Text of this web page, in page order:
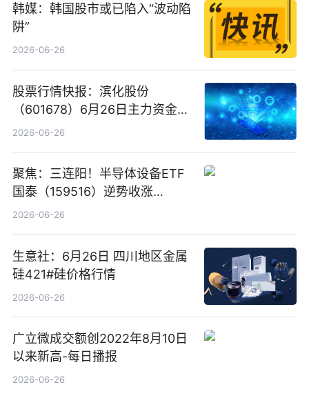
韩媒：韩国股市或已陷入“波动陷
阱”
2026-06-26
股票行情快报：滨化股份
（601678）6月26日主力资金净
卖出5964.34万元
2026-06-26
聚焦：三连阳！半导体设备ETF
国泰（159516）逆势收涨
3.5%，近10日累计净流入超65
2026-06-26
生意社：6月26日 四川地区金属
硅421#硅价格行情
2026-06-26
广立微成交额创2022年8月10日
以来新高-每日播报
2026-06-26